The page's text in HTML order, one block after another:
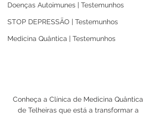
Doenças Autoimunes | Testemunhos
STOP DEPRESSÃO | Testemunhos
Medicina Quântica | Testemunhos
Conheça a Clínica de Medicina Quântica
de Telheiras que está a transformar a